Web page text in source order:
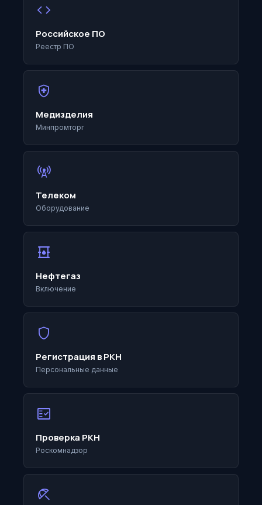
code
Российское ПО
Реестр ПО
health_and_safety
Медизделия
Минпромторг
cell_tower
Телеком
Оборудование
oil_barrel
Нефтегаз
Включение
shield
Регистрация в РКН
Персональные данные
fact_check
Проверка РКН
Роскомнадзор
beach_access